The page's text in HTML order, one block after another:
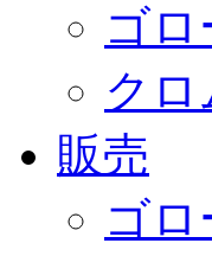
ゴ
クロ
販売
ゴ